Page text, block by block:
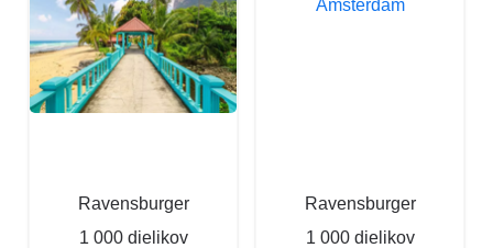
Ravensburger
1 000 dielikov
Ravensburger
1 000 dielikov